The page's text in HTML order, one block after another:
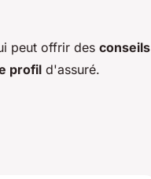
peut offrir des conseils
profil d'assuré.